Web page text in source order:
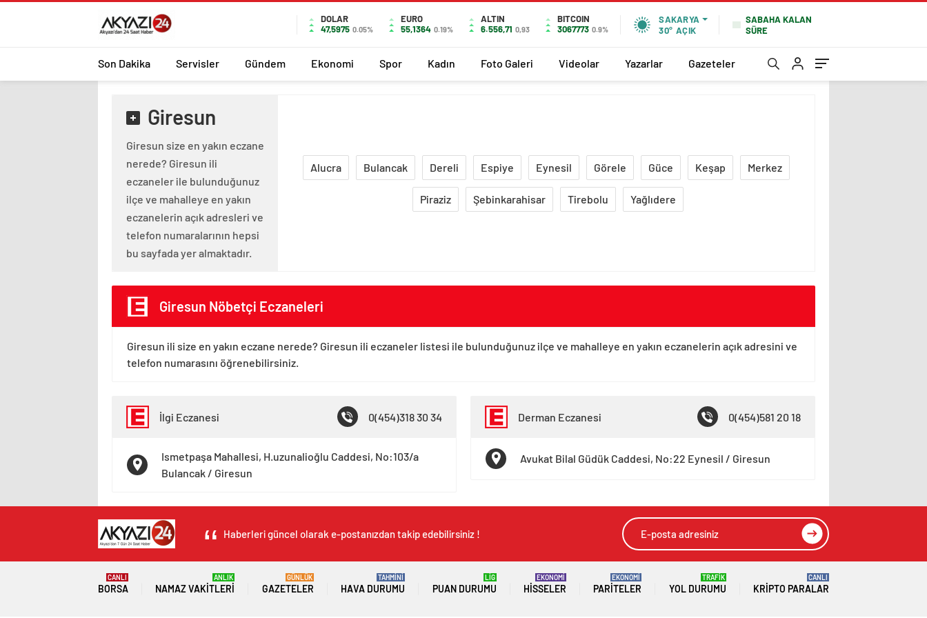
DOLAR
47,5975 0.05%
EURO
55,1364 0.19%
ALTIN
6.556,71 0,93
BITCOIN
3067773 0.9%
SAKARYA
30° AÇIK
SABAHA KALAN
SÜRE
Son Dakika Servisler Gündem Ekonomi Spor Kadın Foto Galeri Videolar Yazarlar Gazeteler
Giresun
Giresun size en yakın eczane
nerede? Giresun ili
eczaneler ile bulunduğunuz
ilçe ve mahalleye en yakın
eczanelerin açık adresleri ve
telefon numaralarının hepsi
bu sayfada yer almaktadır.
Alucra Bulancak Dereli Espiye Eynesil Görele Güce Keşap Merkez
Piraziz Şebinkarahisar Tirebolu Yağlıdere
Giresun Nöbetçi Eczaneleri
Giresun ili size en yakın eczane nerede? Giresun ili eczaneler listesi ile bulunduğunuz ilçe ve mahalleye en yakın eczanelerin açık adresini ve
telefon numarasını öğrenebilirsiniz.
İlgi Eczanesi 0(454)318 30 34
Ismetpaşa Mahallesi, H.uzunalioğlu Caddesi, No:103/a
Bulancak / Giresun
Derman Eczanesi 0(454)581 20 18
Avukat Bilal Güdük Caddesi, No:22 Eynesil / Giresun
Haberleri güncel olarak e-postanızdan takip edebilirsiniz !
BORSA
CANLI
NAMAZ VAKITLERI
ANLIK
GAZETELER
GÜNLÜK
HAVA DURUMU
TAHMİNİ
PUAN DURUMU
LİG
HISSELER
EKONOMİ
PARITELER
EKONOMİ
YOL DURUMU
TRAFİK
KRIPTO PARALAR
CANLI